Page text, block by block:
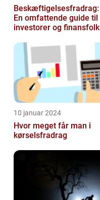
Beskæftigelsesfradrag:
En omfattende guide til
investorer og finansfolk
10 januar 2024
Hvor meget får man i
kørselsfradrag